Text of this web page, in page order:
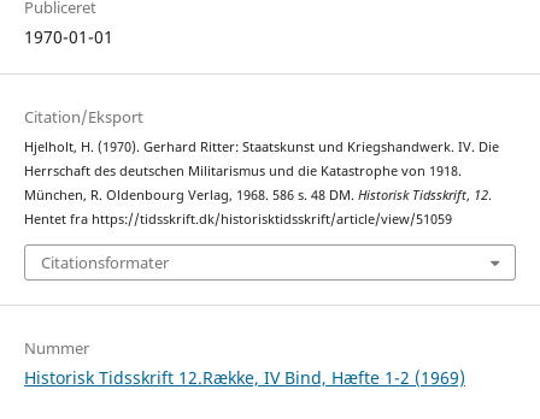
Publiceret
1970-01-01
Citation/Eksport
Hjelholt, H. (1970). Gerhard Ritter: Staatskunst und Kriegshandwerk. IV. Die
Herrschaft des deutschen Militarismus und die Katastrophe von 1918.
München, R. Oldenbourg Verlag, 1968. 586 s. 48 DM. Historisk Tidsskrift, 12.
Hentet fra https://tidsskrift.dk/historisktidsskrift/article/view/51059
Citationsformater
Nummer
Historisk Tidsskrift 12.Række, IV Bind, Hæfte 1-2 (1969)